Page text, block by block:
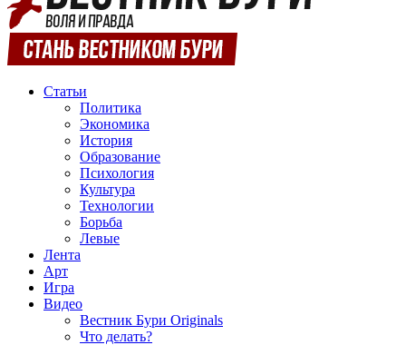
Статьи
Политика
Экономика
История
Образование
Психология
Культура
Технологии
Борьба
Левые
Лента
Арт
Игра
Видео
Вестник Бури Originals
Что делать?